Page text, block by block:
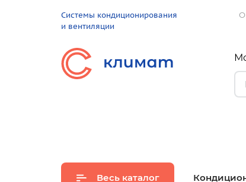
Системы кондиционирования
и вентиляции
О
Весь каталог